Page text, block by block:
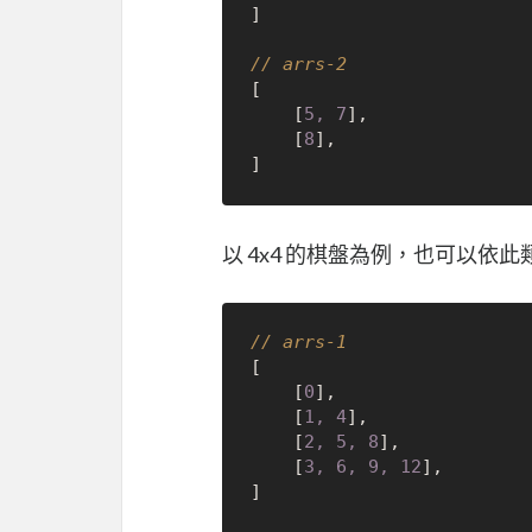
]
// arrs-2
[
	[
5, 7],
	[
8],
以 4x4 的棋盤為例，也可以依此
// arrs-1
[
	[
0],
	[
1, 4],
	[
2, 5, 8],
	[
3, 6, 9, 12],
]